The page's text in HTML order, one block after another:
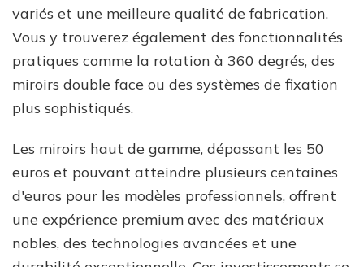
variés et une meilleure qualité de fabrication.
Vous y trouverez également des fonctionnalités
pratiques comme la rotation à 360 degrés, des
miroirs double face ou des systèmes de fixation
plus sophistiqués.
Les miroirs haut de gamme, dépassant les 50
euros et pouvant atteindre plusieurs centaines
d'euros pour les modèles professionnels, offrent
une expérience premium avec des matériaux
nobles, des technologies avancées et une